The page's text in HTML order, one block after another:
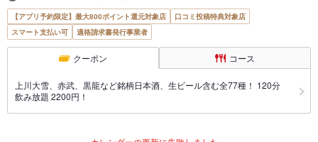
【アプリ予約限定】最大800ポイント還元対象店
口コミ投稿特典対象店
スマート支払い可
適格請求書発行事業者
クーポン コース
上川大雪、赤武、黒龍など銘柄日本酒、生ビール含む全77種！ 120分
飲み放題 2200円！